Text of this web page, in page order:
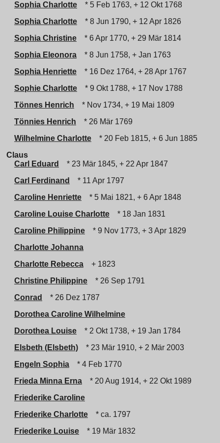
Sophia Charlotte
* 5 Feb 1763, + 12 Okt 1768
Sophia Charlotte
* 8 Jun 1790, + 12 Apr 1826
Sophia Christine
* 6 Apr 1770, + 29 Mär 1814
Sophia Eleonora
* 8 Jun 1758, + Jan 1763
Sophia Henriette
* 16 Dez 1764, + 28 Apr 1767
Sophie Charlotte
* 9 Okt 1788, + 17 Nov 1788
Tönnes Henrich
* Nov 1734, + 19 Mai 1809
Tönnies Henrich
* 26 Mär 1769
Wilhelmine Charlotte
* 20 Feb 1815, + 6 Jun 1885
Claus
Carl Eduard
* 23 Mär 1845, + 22 Apr 1847
Carl Ferdinand
* 11 Apr 1797
Caroline Henriette
* 5 Mai 1821, + 6 Apr 1848
Caroline Louise Charlotte
* 18 Jan 1831
Caroline Philippine
* 9 Nov 1773, + 3 Apr 1829
Charlotte Johanna
Charlotte Rebecca
+ 1823
Christine Philippine
* 26 Sep 1791
Conrad
* 26 Dez 1787
Dorothea Caroline Wilhelmine
Dorothea Louise
* 2 Okt 1738, + 19 Jan 1784
Elsbeth (Elsbeth)
* 23 Mär 1910, + 2 Mär 2003
Engeln Sophia
* 4 Feb 1770
Frieda Minna Erna
* 20 Aug 1914, + 22 Okt 1989
Friederike Caroline
Friederike Charlotte
* ca. 1797
Friederike Louise
* 19 Mär 1832